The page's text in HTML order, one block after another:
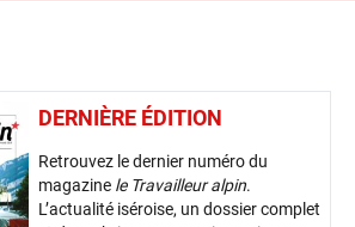
DERNIÈRE ÉDITION
Retrouvez le dernier numéro du
magazine le Travailleur alpin.
L’actualité iséroise, un dossier complet